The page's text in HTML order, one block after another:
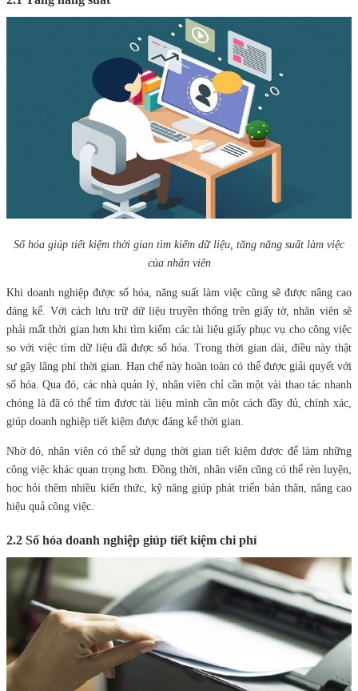
Số hóa giúp tiết kiệm thời gian tìm kiếm dữ liệu, tăng năng suất làm việc
của nhân viên
Khi doanh nghiệp được số hóa, năng suất làm việc cũng sẽ được nâng cao
đáng kể. Với cách lưu trữ dữ liệu truyền thống trên giấy tờ, nhân viên sẽ
phải mất thời gian hơn khi tìm kiếm các tài liệu giấy phục vụ cho công việc
so với việc tìm dữ liệu đã được số hóa. Trong thời gian dài, điều này thật
sự gây lãng phí thời gian. Hạn chế này hoàn toàn có thể được giải quyết với
số hóa. Qua đó, các nhà quản lý, nhân viên chỉ cần một vài thao tác nhanh
chóng là đã có thể tìm được tài liệu mình cần một cách đầy đủ, chính xác,
giúp doanh nghiệp tiết kiệm được đáng kể thời gian.
Nhờ đó, nhân viên có thể sử dụng thời gian tiết kiệm được để làm những
công việc khác quan trọng hơn. Đồng thời, nhân viên cũng có thể rèn luyện,
học hỏi thêm nhiều kiến thức, kỹ năng giúp phát triển bản thân, nâng cao
hiệu quả công việc.
2.2 Số hóa doanh nghiệp giúp tiết kiệm chi phí